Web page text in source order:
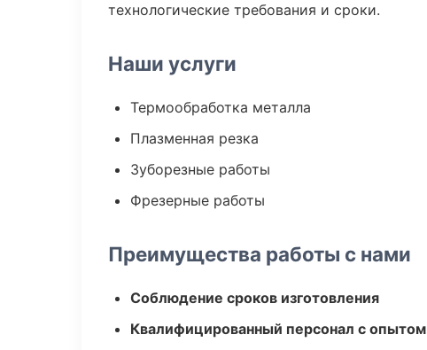
технологические требования и сроки.
Наши услуги
Термообработка металла
Плазменная резка
Зуборезные работы
Фрезерные работы
Преимущества работы с нами
Соблюдение сроков изготовления
Квалифицированный персонал с опытом